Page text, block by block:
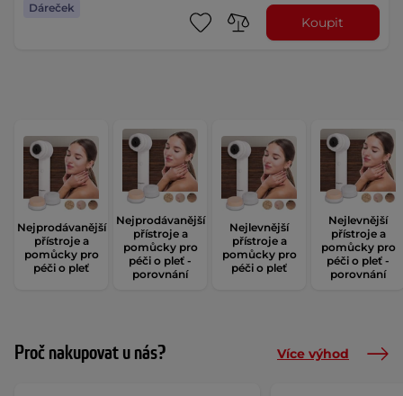
Dáreček
Koupit
Nejprodávanější
přístroje a
pomůcky pro
péči o pleť
Nejprodávanější
přístroje a
pomůcky pro
péči o pleť -
porovnání
Nejlevnější
přístroje a
pomůcky pro
péči o pleť
Nejlevnější
přístroje a
pomůcky pro
péči o pleť -
porovnání
Proč nakupovat u nás? Více výhod